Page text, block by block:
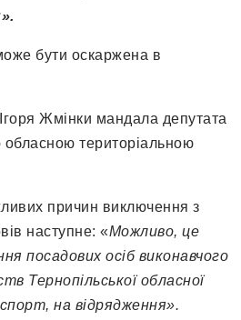
бути оскаржена в
Жмінки мандала депутата
обласною територіальною
причин виключення з
наступне: «Можливо, це
посадових осіб виконавчого
Тернопільської обласної
на відрядження».